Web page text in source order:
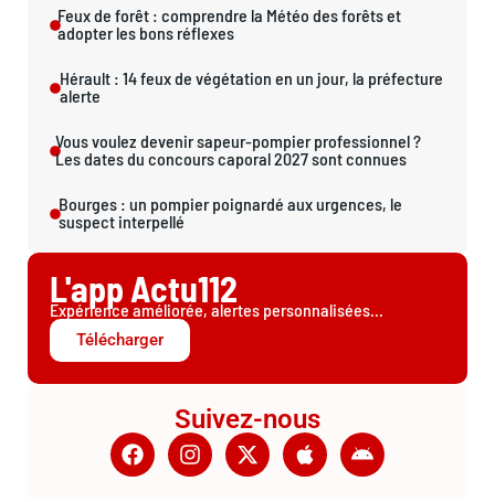
Feux de forêt : comprendre la Météo des forêts et
adopter les bons réflexes
Hérault : 14 feux de végétation en un jour, la préfecture
alerte
Vous voulez devenir sapeur-pompier professionnel ?
Les dates du concours caporal 2027 sont connues
Bourges : un pompier poignardé aux urgences, le
suspect interpellé
L'app Actu112
Expérience améliorée, alertes personnalisées...
Télécharger
Suivez-nous